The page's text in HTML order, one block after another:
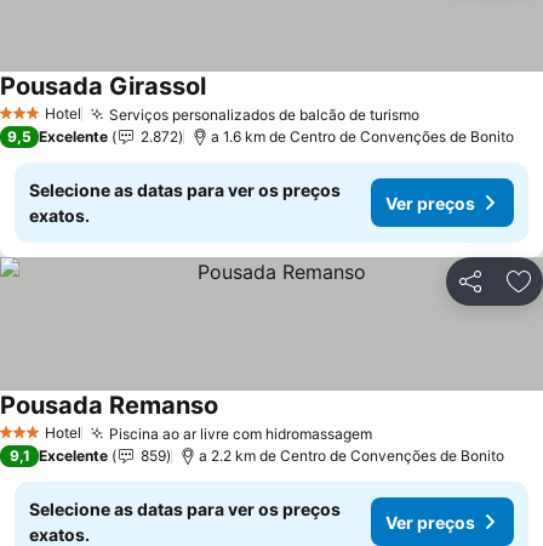
3 EstrelasHotel Serviços personalizados de balcão de turismoVer preços
Pousada GirassolVer preços
9,5 Excelente 2.872 a 1.6 km de Centro de Convenções de Bonito
Selecione as datas para ver os preços
exatos.
Ver preços
Partilhar
3 EstrelasHotel Piscina ao ar livre com hidromassagemVer preços
Pousada Remanso
9,1 Excelente 859 a 2.2 km de Centro de Convenções de Bonito
Selecione as datas para ver os preços
exatos.
Ver preços